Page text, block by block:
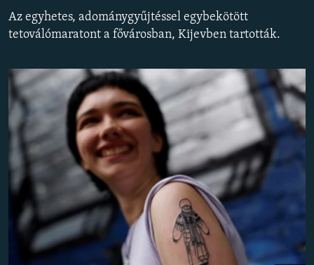
EURÓPAI UNIÓ
VILÁG
A MÚLT TANULSÁGAI
KÖVESSEN MINKET!
Valamennyi RFE/RL weboldal
Az egyhetes, adománygyűjtéssel egybekötött
tetoválómaratont a fővárosban, Kijevben tartották.